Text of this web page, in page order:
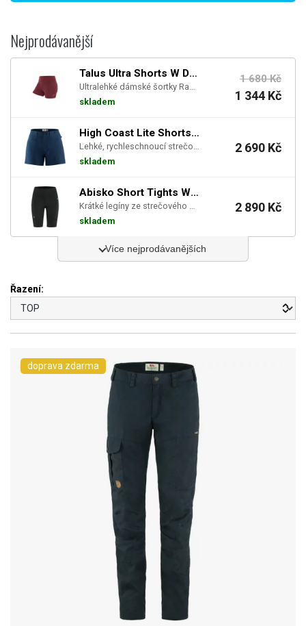
Nejprodávanější
Talus Ultra Shorts W Deep Heather
Ultralehké dámské šortky Rab Talus Ultra pro ortodoxní, minimalistické horské běžkyně cestující r...
skladem
1 680 Kč
1 344 Kč
High Coast Lite Shorts W - Navy
Lehké, rychleschnoucí strečové šortky na každodenní nošení a cestování v teplém počasí.
skladem
2 690 Kč
Abisko Short Tights W - Black
Krátké legíny ze strečového materiálu, který odvádí vlhkost. Skvělé na jednodenní výlety a pobyt ...
skladem
2 890 Kč
Více nejprodávanějších
Řazení:
doprava zdarma